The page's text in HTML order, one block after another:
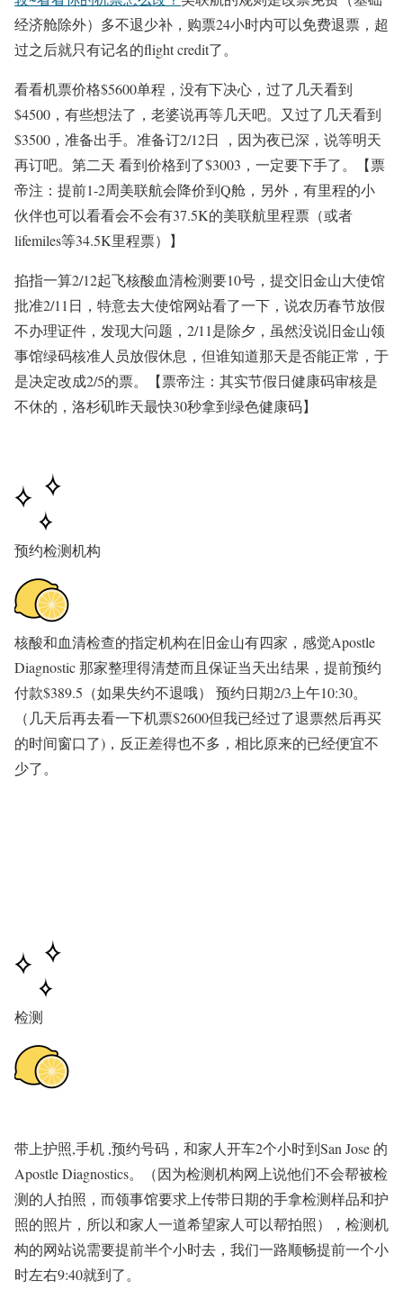
经济舱除外）多不退少补，购票24小时内可以免费退票，超
过之后就只有记名的flight credit了。
看看机票价格$5600单程，没有下决心，过了几天看到
$4500，有些想法了，老婆说再等几天吧。 又过了几天看到
$3500，准备出手。 准备订2/12日 ，因为夜已深，说等明天
再订吧。 第二天 看到价格到了$3003，一定要下手了。【票
帝注：提前1-2周美联航会降价到Q舱，另外，有里程的小
伙伴也可以看看会不会有37.5K的美联航里程票（或者
lifemiles等34.5K里程票）】
掐指一算2/12起飞核酸血清检测要10号，提交旧金山大使馆
批准2/11日，特意去大使馆网站看了一下，说农历春节放假
不办理证件，发现大问题，2/11是除夕，虽然没说旧金山领
事馆绿码核准人员放假休息，但谁知道那天是否能正常， 于
是决定改成2/5的票。【票帝注：其实节假日健康码审核是
不休的，洛杉矶昨天最快30秒拿到绿色健康码】
预约检测机构
核酸和血清检查的指定机构在旧金山有四家，感觉Apostle
Diagnostic 那家整理得清楚而且保证当天出结果，提前预约
付款$389.5（如果失约不退哦） 预约日期2/3上午10:30。
（几天后再去看一下机票$2600但我已经过了退票然后再买
的时间窗口了)，反正差得也不多，相比原来的已经便宜不
少了。
检测
带上护照,手机 ,预约号码，和家人开车2个小时到San Jose 的
Apostle Diagnostics。
（因为检测机构网上说他们不会帮被检
测的人拍照，而领事馆要求上传带日期的手拿检测样品和护
照的照片，所以和家人一道希望家人可以帮拍照），检测机
构的网站说需要提前半个小时去，我们一路顺畅提前一个小
时左右9:40就到了。